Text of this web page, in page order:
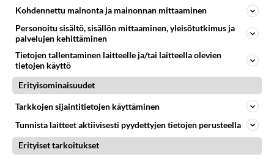
RESEPTIT
venäläiseltä
balettitanssijalta, Anna
Pavlovalta. Ihana ja raikas
kakku saa täytteeksi tuoreita
Kohdennettu mainonta ja mainonnan mittaaminen
Personoitu sisältö, sisällön mittaaminen, yleisötutkimus ja
palvelujen kehittäminen
Tietojen tallentaminen laitteelle ja/tai laitteella olevien
tietojen käyttö
Erityisominaisuudet
Tarkkojen sijaintitietojen käyttäminen
Tunnista laitteet aktiivisesti pyydettyjen tietojen perusteella
Erityiset tarkoitukset